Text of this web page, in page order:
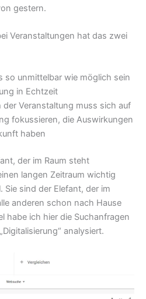
gestern.
Veranstaltungen hat das zwei
so unmittelbar wie möglich sein
in Echtzeit
Veranstaltung muss sich auf
fokussieren, die Auswirkungen
haben
der im Raum steht
langen Zeitraum wichtig
Sie sind der Elefant, der im
anderen schon nach Hause
habe ich hier die Suchanfragen
analysiert.